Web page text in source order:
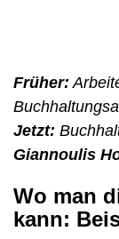
Früher:
Jetzt:
Giannoulis
Wo man
kann: